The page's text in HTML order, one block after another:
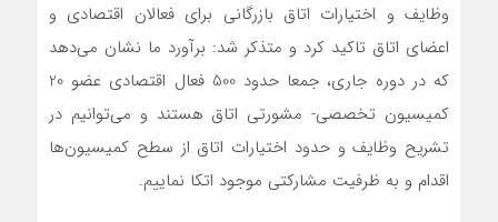
وظایف و اختیارات اتاق بازرگانی برای فعالان اقتصادی و
اعضای اتاق تاکید کرد و متذکر شد: برآورد ما نشان می‌دهد
که در دوره جاری، جمعا حدود 500 فعال اقتصادی عضو 20
کمیسیون‌ تخصصی- مشورتی اتاق هستند و می‌توانیم در
تشریح وظایف و حدود اختیارات اتاق از سطح کمیسیون‌ها
اقدام و به ظرفیت مشارکتی موجود اتکا نماییم.